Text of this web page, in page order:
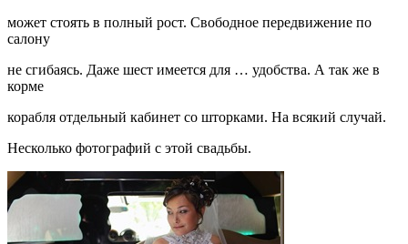
может стоять в полный рост. Свободное передвижение по
салону
не сгибаясь. Даже шест имеется для … удобства. А так же в
корме
корабля отдельный кабинет со шторками. На всякий случай.
Несколько фотографий с этой свадьбы.